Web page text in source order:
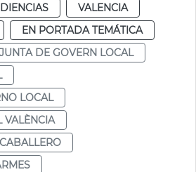
VALENCIA
EN PORTADA TEMÁTICA
JUNTA DE GOVERN LOCAL
LOCAL
VALÈNCIA